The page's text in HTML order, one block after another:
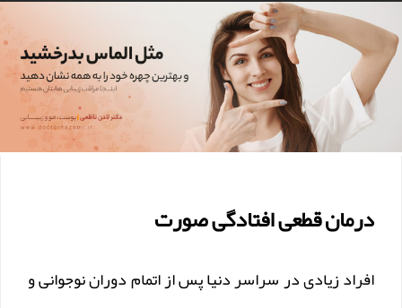
درمان قطعی افتادگی صورت
افراد زیادی در سراسر دنیا پس از اتمام دوران نوجوانی و